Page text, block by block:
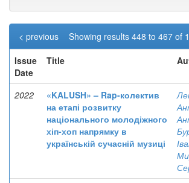
Showing results 448 to 467 of
< previous
Issue
Date
Title
2022
«KALUSH» – Rap-колектив
на етапі розвитку
національного молодіжного
хіп-хоп напрямку в
українській сучасній музиці